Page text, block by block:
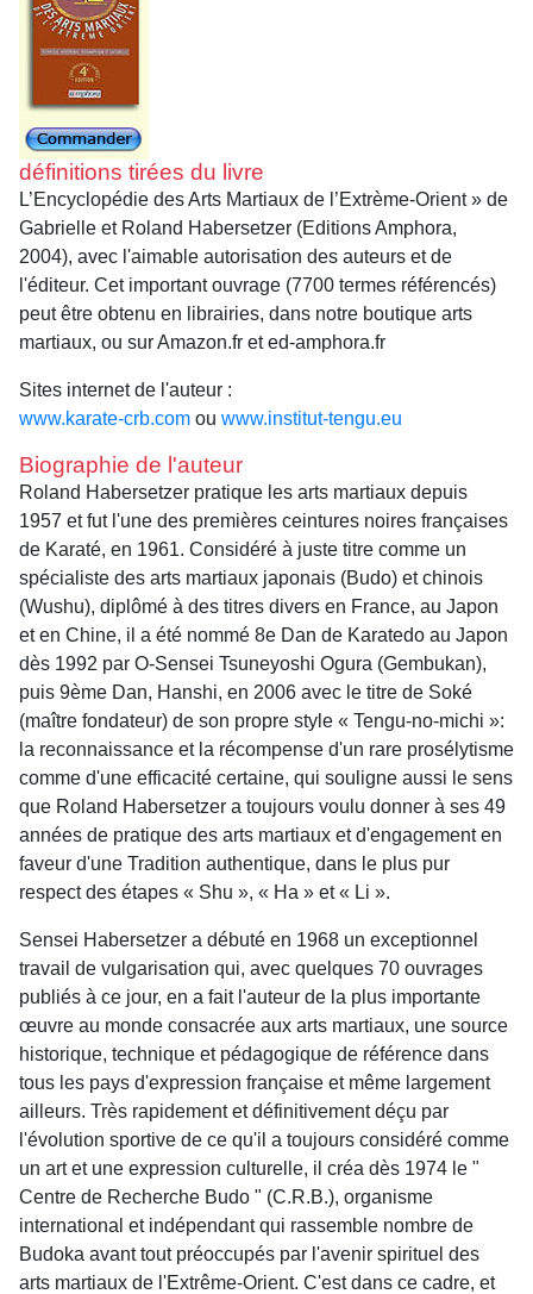
définitions tirées du livre
L’Encyclopédie des Arts Martiaux de l’Extrème-Orient » de
Gabrielle et Roland Habersetzer (Editions Amphora,
2004), avec l'aimable autorisation des auteurs et de
l'éditeur. Cet important ouvrage (7700 termes référencés)
peut être obtenu en librairies, dans notre boutique arts
martiaux, ou sur Amazon.fr et ed-amphora.fr
Sites internet de l'auteur :
www.karate-crb.com ou www.institut-tengu.eu
Biographie de l'auteur
Roland Habersetzer pratique les arts martiaux depuis
1957 et fut l'une des premières ceintures noires françaises
de Karaté, en 1961. Considéré à juste titre comme un
spécialiste des arts martiaux japonais (Budo) et chinois
(Wushu), diplômé à des titres divers en France, au Japon
et en Chine, il a été nommé 8e Dan de Karatedo au Japon
dès 1992 par O-Sensei Tsuneyoshi Ogura (Gembukan),
puis 9ème Dan, Hanshi, en 2006 avec le titre de Soké
(maître fondateur) de son propre style « Tengu-no-michi »:
la reconnaissance et la récompense d'un rare prosélytisme
comme d'une efficacité certaine, qui souligne aussi le sens
que Roland Habersetzer a toujours voulu donner à ses 49
années de pratique des arts martiaux et d'engagement en
faveur d'une Tradition authentique, dans le plus pur
respect des étapes « Shu », « Ha » et « Li ».
Sensei Habersetzer a débuté en 1968 un exceptionnel
travail de vulgarisation qui, avec quelques 70 ouvrages
publiés à ce jour, en a fait l'auteur de la plus importante
œuvre au monde consacrée aux arts martiaux, une source
historique, technique et pédagogique de référence dans
tous les pays d'expression française et même largement
ailleurs. Très rapidement et définitivement déçu par
l'évolution sportive de ce qu'il a toujours considéré comme
un art et une expression culturelle, il créa dès 1974 le "
Centre de Recherche Budo " (C.R.B.), organisme
international et indépendant qui rassemble nombre de
Budoka avant tout préoccupés par l'avenir spirituel des
arts martiaux de l'Extrême-Orient. C'est dans ce cadre, et